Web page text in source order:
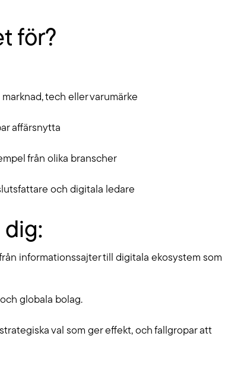
för?
tech eller varumärke
affärsnytta
från olika branscher
och digitala ledare
dig:
informationssajter till digitala ekosystem som
globala bolag.
val som ger effekt, och fallgropar att